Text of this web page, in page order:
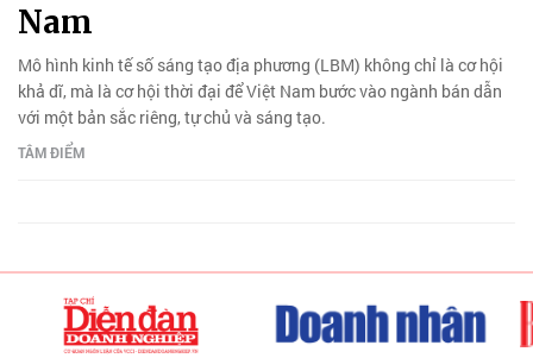
Nam
Mô hình kinh tế số sáng tạo địa phương (LBM) không chỉ là cơ hội
khả dĩ, mà là cơ hội thời đại để Việt Nam bước vào ngành bán dẫn
với một bản sắc riêng, tự chủ và sáng tạo.
TÂM ĐIỂM